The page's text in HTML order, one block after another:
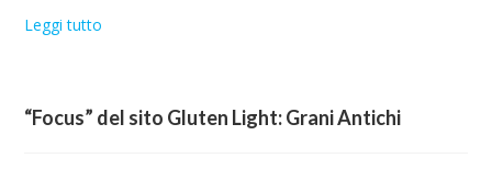
Leggi tutto
“Focus” del sito Gluten Light: Grani Antichi